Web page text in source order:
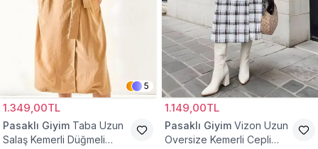
5
1.349,00TL
Pasaklı Giyim Taba Uzun
Salaş Kemerli Düğmeli
1.149,00TL
Pasaklı Giyim Vizon Uzun
Oversize Kemerli Cepli